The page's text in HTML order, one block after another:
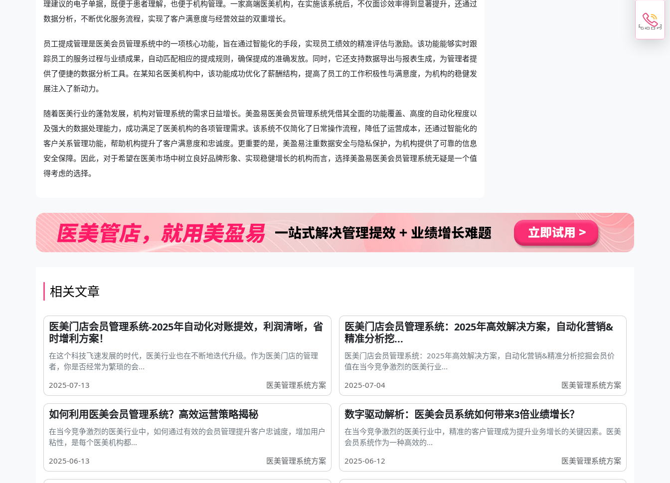
理建议的电子单据，既便于患者理解，也便于机构管理。一家高端医美机构，在实施该系统后，不仅面诊效率得到显著提升，还通过
数据分析，不断优化服务流程，实现了客户满意度与经营效益的双重增长。
员工提成管理是医美会员管理系统中的一项核心功能，旨在通过智能化的手段，实现员工绩效的精准评估与激励。该功能能够实时跟
踪员工的服务过程与业绩成果，自动匹配相应的提成规则，确保提成的准确发放。同时，它还支持数据导出与报表生成，为管理者提
供了便捷的数据分析工具。在某知名医美机构中，该功能成功优化了薪酬结构，提高了员工的工作积极性与满意度，为机构的稳健发
展注入了新动力。
随着医美行业的蓬勃发展，机构对管理系统的需求日益增长。美盈易医美会员管理系统凭借其全面的功能覆盖、高度的自动化程度以
及强大的数据处理能力，成功满足了医美机构的各项管理需求。该系统不仅简化了日常操作流程，降低了运营成本，还通过智能化的
客户关系管理功能，帮助机构提升了客户满意度和忠诚度。更重要的是，美盈易注重数据安全与隐私保护，为机构提供了可靠的信息
安全保障。因此，对于希望在医美市场中树立良好品牌形象、实现稳健增长的机构而言，选择美盈易医美会员管理系统无疑是一个值
得考虑的选择。
相关文章
医美门店会员管理系统-2025年自动化对账提效，利润清晰，省
时增利方案！
在这个科技飞速发展的时代，医美行业也在不断地迭代升级。作为医美门店的管理
者，你是否经常为繁琐的会...
2025-07-13
医美管理系统方案
医美门店会员管理系统：2025年高效解决方案，自动化营销&
精准分析挖...
医美门店会员管理系统：2025年高效解决方案，自动化营销&精准分析挖掘会员价
值在当今竞争激烈的医美行业...
2025-07-04
医美管理系统方案
如何利用医美会员管理系统？高效运营策略揭秘
在当今竞争激烈的医美行业中，如何通过有效的会员管理提升客户忠诚度，增加用户
粘性，是每个医美机构都...
2025-06-13
医美管理系统方案
数字驱动解析：医美会员系统如何带来3倍业绩增长？
在当今竞争激烈的医美行业中，精准的客户管理成为提升业务增长的关键因素。医美
会员系统作为一种高效的...
2025-06-12
医美管理系统方案
电话咨询